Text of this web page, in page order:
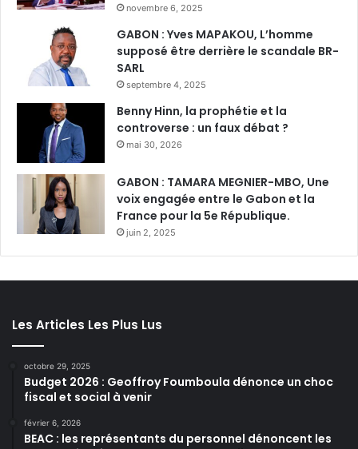
novembre 6, 2025
GABON : Yves MAPAKOU, L’homme
supposé être derrière le scandale BR-
SARL
septembre 4, 2025
Benny Hinn, la prophétie et la
controverse : un faux débat ?
mai 30, 2026
GABON : TAMARA MEGNIER-MBO, Une
voix engagée entre le Gabon et la
France pour la 5e République.
juin 2, 2025
Les Articles Les Plus Lus
octobre 29, 2025
Budget 2026 : Geoffroy Foumboula dénonce un choc
fiscal et social à venir
février 6, 2026
BEAC : les représentants du personnel dénoncent les